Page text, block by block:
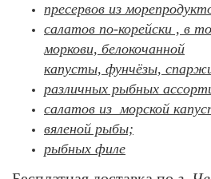
пресервов из
салатов по-корейски , в
моркови, белокочанной
капусты, фунчёзы,
различных рыбных
салатов из морской
вяленой рыбы;
рыбных филе